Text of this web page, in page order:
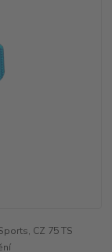
CZ 75 TS